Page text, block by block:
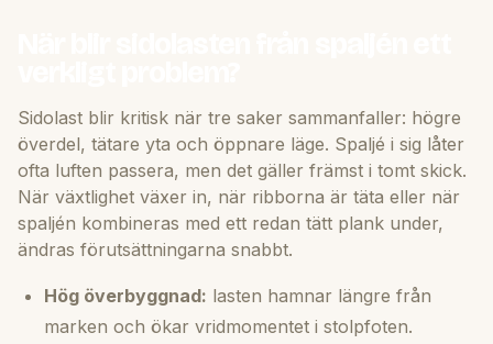
Sidolast blir kritisk när tre saker sammanfaller: högre
överdel, tätare yta och öppnare läge. Spaljé i sig låter
ofta luften passera, men det gäller främst i tomt skick.
När växtlighet växer in, när ribborna är täta eller när
spaljén kombineras med ett redan tätt plank under,
ändras förutsättningarna snabbt.
Hög överbyggnad: lasten hamnar längre från
marken och ökar vridmomentet i stolpfoten.